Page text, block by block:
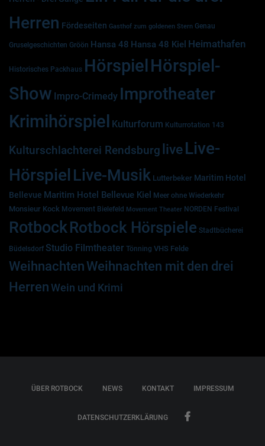
Herren Fördeseiten Gasthof zum goldenen Stern Genau
Gruselgeschichten Gröön Hansa 48 Hansa 48 Kiel Heimathafen
Historisches Packhaus Hörspiel Hörspiel-
Show Impro-Crimedy Improtheater
Krimihörspiel Kulturforum Kulturrotation 143
Kulturschlachterei Rendsburg liveLive-
Hörspiel Live-Musik Lutterbeker Maritim Hotel
Bellevue Maritim Hotel Bellevue Kiel Meer ohne Wiederkehr
Monsieur Kock Movement Bielefeld Movement Theater NORDEN Festival
RotbockRotbock Hörspiele Stadtbücherei
Büdelsdorf Studio Filmtheater Tönning VHS Felde
WeihnachtenWeihnachten mit den drei
HerrenWein und Krimi
ÜBER ROTBOCK NEWS KONTAKT IMPRESSUM
DATENSCHUTZERKLÄRUNG